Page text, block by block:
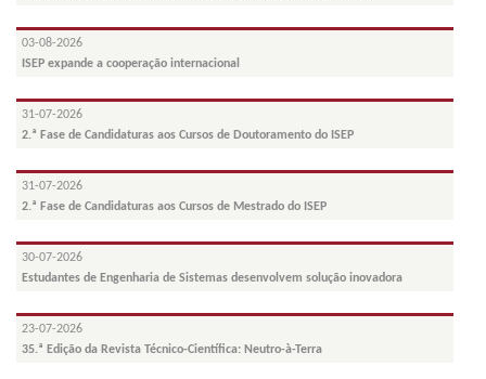
03-08-2026
ISEP expande a cooperação internacional
31-07-2026
2.ª Fase de Candidaturas aos Cursos de Doutoramento do ISEP
31-07-2026
2.ª Fase de Candidaturas aos Cursos de Mestrado do ISEP
30-07-2026
Estudantes de Engenharia de Sistemas desenvolvem solução inovadora
23-07-2026
35.ª Edição da Revista Técnico-Científica: Neutro-à-Terra